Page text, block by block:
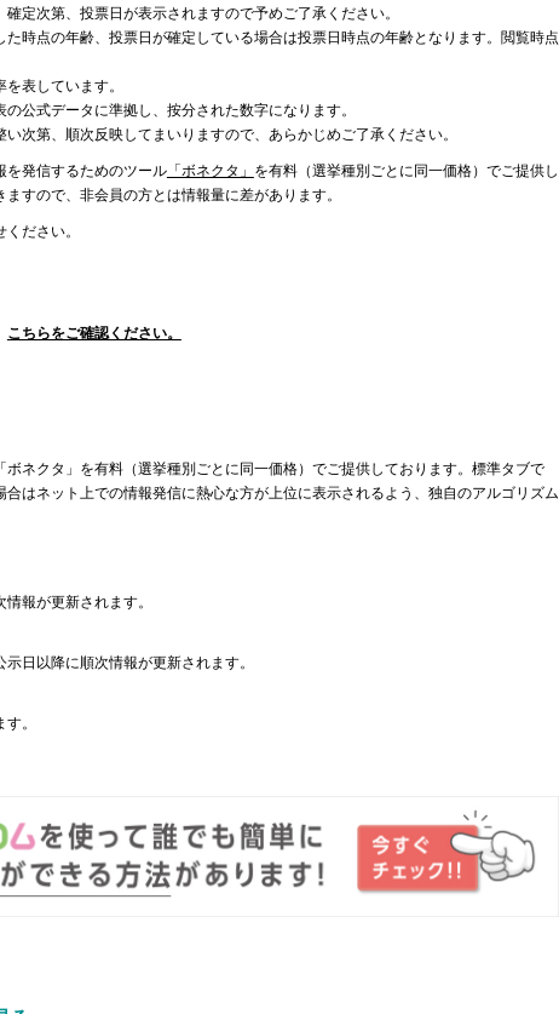
定次第、投票日が表示されますので予めご了承ください。
時点の年齢、投票日が確定している場合は投票日時点の年齢となります。閲覧時点
表しています。
公式データに準拠し、按分された数字になります。
次第、順次反映してまいりますので、あらかじめご了承ください。
発信するためのツール「ボネクタ」 を有料（選挙種別ごとに同一価格）でご提供し
すので、非会員の方とは情報量に差があります。
ださい。
こちらをご確認ください。
ネクタ」を有料（選挙種別ごとに同一価格）でご提供しております。標準タブで
はネット上での情報発信に熱心な方が上位に表示されるよう、独自のアルゴリズム
報が更新されます。
日以降に順次情報が更新されます。
。